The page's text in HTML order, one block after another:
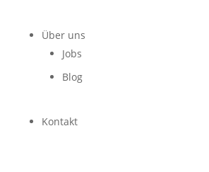
Über uns
Jobs
Blog
Kontakt